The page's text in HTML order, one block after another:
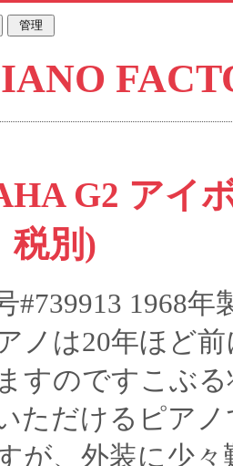
G2 アイ
税別)
#739913 1968
ノは20年ほど
すのですこぶ
ただけるピア
が、外装に少